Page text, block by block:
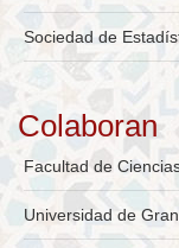
Sociedad de
Colaboran
Facultad de
Universidad de